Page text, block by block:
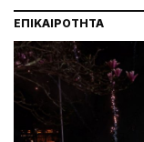
ΕΠΙΚΑΙΡΟΤΗΤΑ